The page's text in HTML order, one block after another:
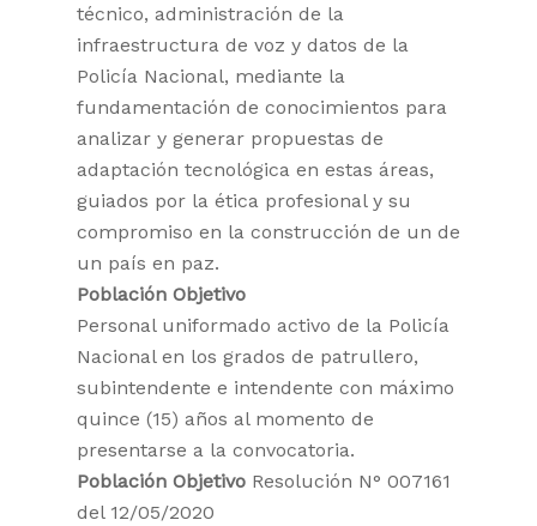
técnico, administración de la
infraestructura de voz y datos de la
Policía Nacional, mediante la
fundamentación de conocimientos para
analizar y generar propuestas de
adaptación tecnológica en estas áreas,
guiados por la ética profesional y su
compromiso en la construcción de un de
un país en paz.
Población Objetivo
Personal uniformado activo de la Policía
Nacional en los grados de patrullero,
subintendente e intendente con máximo
quince (15) años al momento de
presentarse a la convocatoria.
Población Objetivo Resolución N° 007161
del 12/05/2020